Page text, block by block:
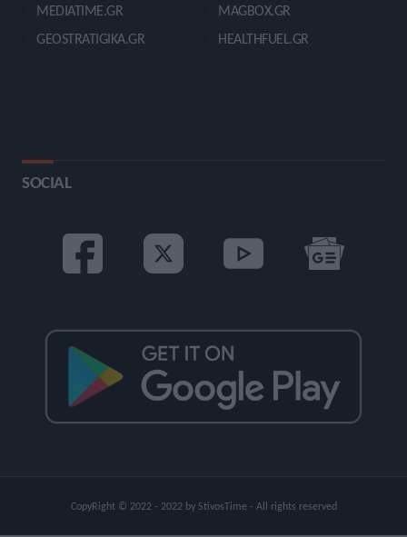
MEDIATIME.GR
GEOSTRATIGIKA.GR
MAGBOX.GR
HEALTHFUEL.GR
SOCIAL
CopyRight © 2022 - 2022 by StivosTime - All rights reserved